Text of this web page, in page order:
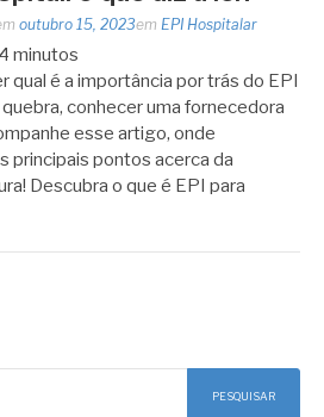
outubro 15, 2023em EPI Hospitalar
4 minutos
qual é a importância por trás do EPI
conhecer uma fornecedora
esse artigo, onde
principais pontos acerca da
Descubra o que é EPI para
PESQUISAR